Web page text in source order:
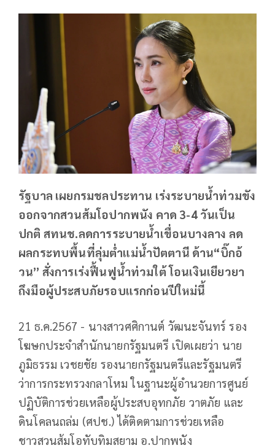
รัฐบาล เผยกรมชลประทาน เร่งระบายน้ำท่วมขัง
ออกจากสวนส้มโอปากพนัง คาด 3-4 วันเป็น
ปกติ สทนช.ลดการระบายน้ำเขื่อนบางลาง ลด
ผลกระทบพื้นที่ลุ่มต่ำแม่น้ำปัตตานี ด้าน“บิ๊กอ้
วน” สั่งการเร่งฟื้นฟูน้ำท่วมใต้ โอนเงินเยียวยา
ถึงมือผู้ประสบภัยรอบแรกก่อนปีใหม่นี้
21 ธ.ค.2567 - นางสาวศศิกานต์ วัฒนะจันทร์ รอง
โฆษกประจำสำนักนายกรัฐมนตรี เปิดเผยว่า นาย
ภูมิธรรม เวชยชัย รองนายกรัฐมนตรีและรัฐมนตรี
ว่าการกระทรวงกลาโหม ในฐานะผู้อำนวยการศูนย์
ปฏิบัติการช่วยเหลือผู้ประสบอุทกภัย วาตภัย และ
ดินโคลนถล่ม (ศปช.) ได้ติดตามการช่วยเหลือ
ชาวสวนส้มโอทับทิมสยาม อ.ปากพนัง